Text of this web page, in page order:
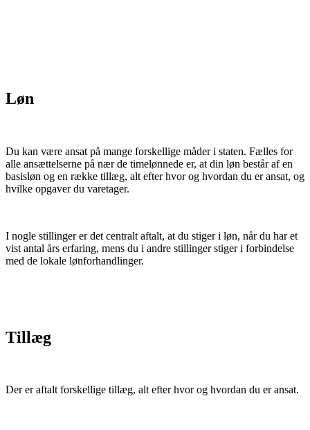
Løn
Du kan være ansat på mange forskellige måder i staten. Fælles for
alle ansættelserne på nær de timelønnede er, at din løn består af en
basisløn og en række tillæg, alt efter hvor og hvordan du er ansat, og
hvilke opgaver du varetager.
I nogle stillinger er det centralt aftalt, at du stiger i løn, når du har et
vist antal års erfaring, mens du i andre stillinger stiger i forbindelse
med de lokale lønforhandlinger.
Tillæg
Der er aftalt forskellige tillæg, alt efter hvor og hvordan du er ansat.